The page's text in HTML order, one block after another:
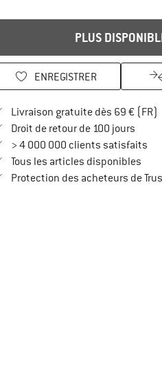
PLUS
ENREGISTRER
Livraison gratuite dès 69 € (FR)
Droit de retour de 100 jours
> 4 000 000 clients satisfaits
Tous les articles disponibles
Protection des acheteurs de